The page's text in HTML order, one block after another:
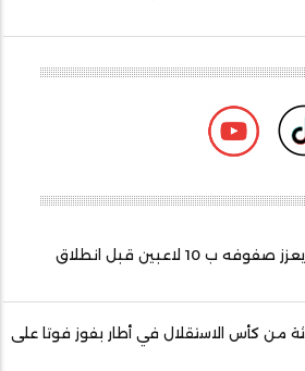
حامل اللقب أفسي أطار يعزز صفوفه ب 10 لاعبين قبل انطلاق
من كأس الاستقلال في أطار بفوز فوتا على